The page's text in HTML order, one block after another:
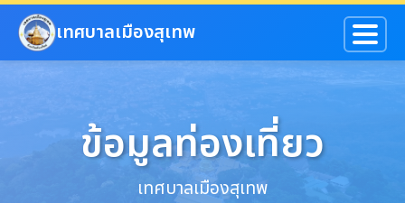
ข้ามไปยังเนื้อหาหลัก
เทศบาลเมืองสุเทพ
ข้อมูลท่องเที่ยว
เทศบาลเมืองสุเทพ